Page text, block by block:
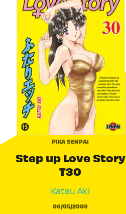
PIKA SENPAI
Step up Love Story
T30
Katsu Aki
06/05/2009